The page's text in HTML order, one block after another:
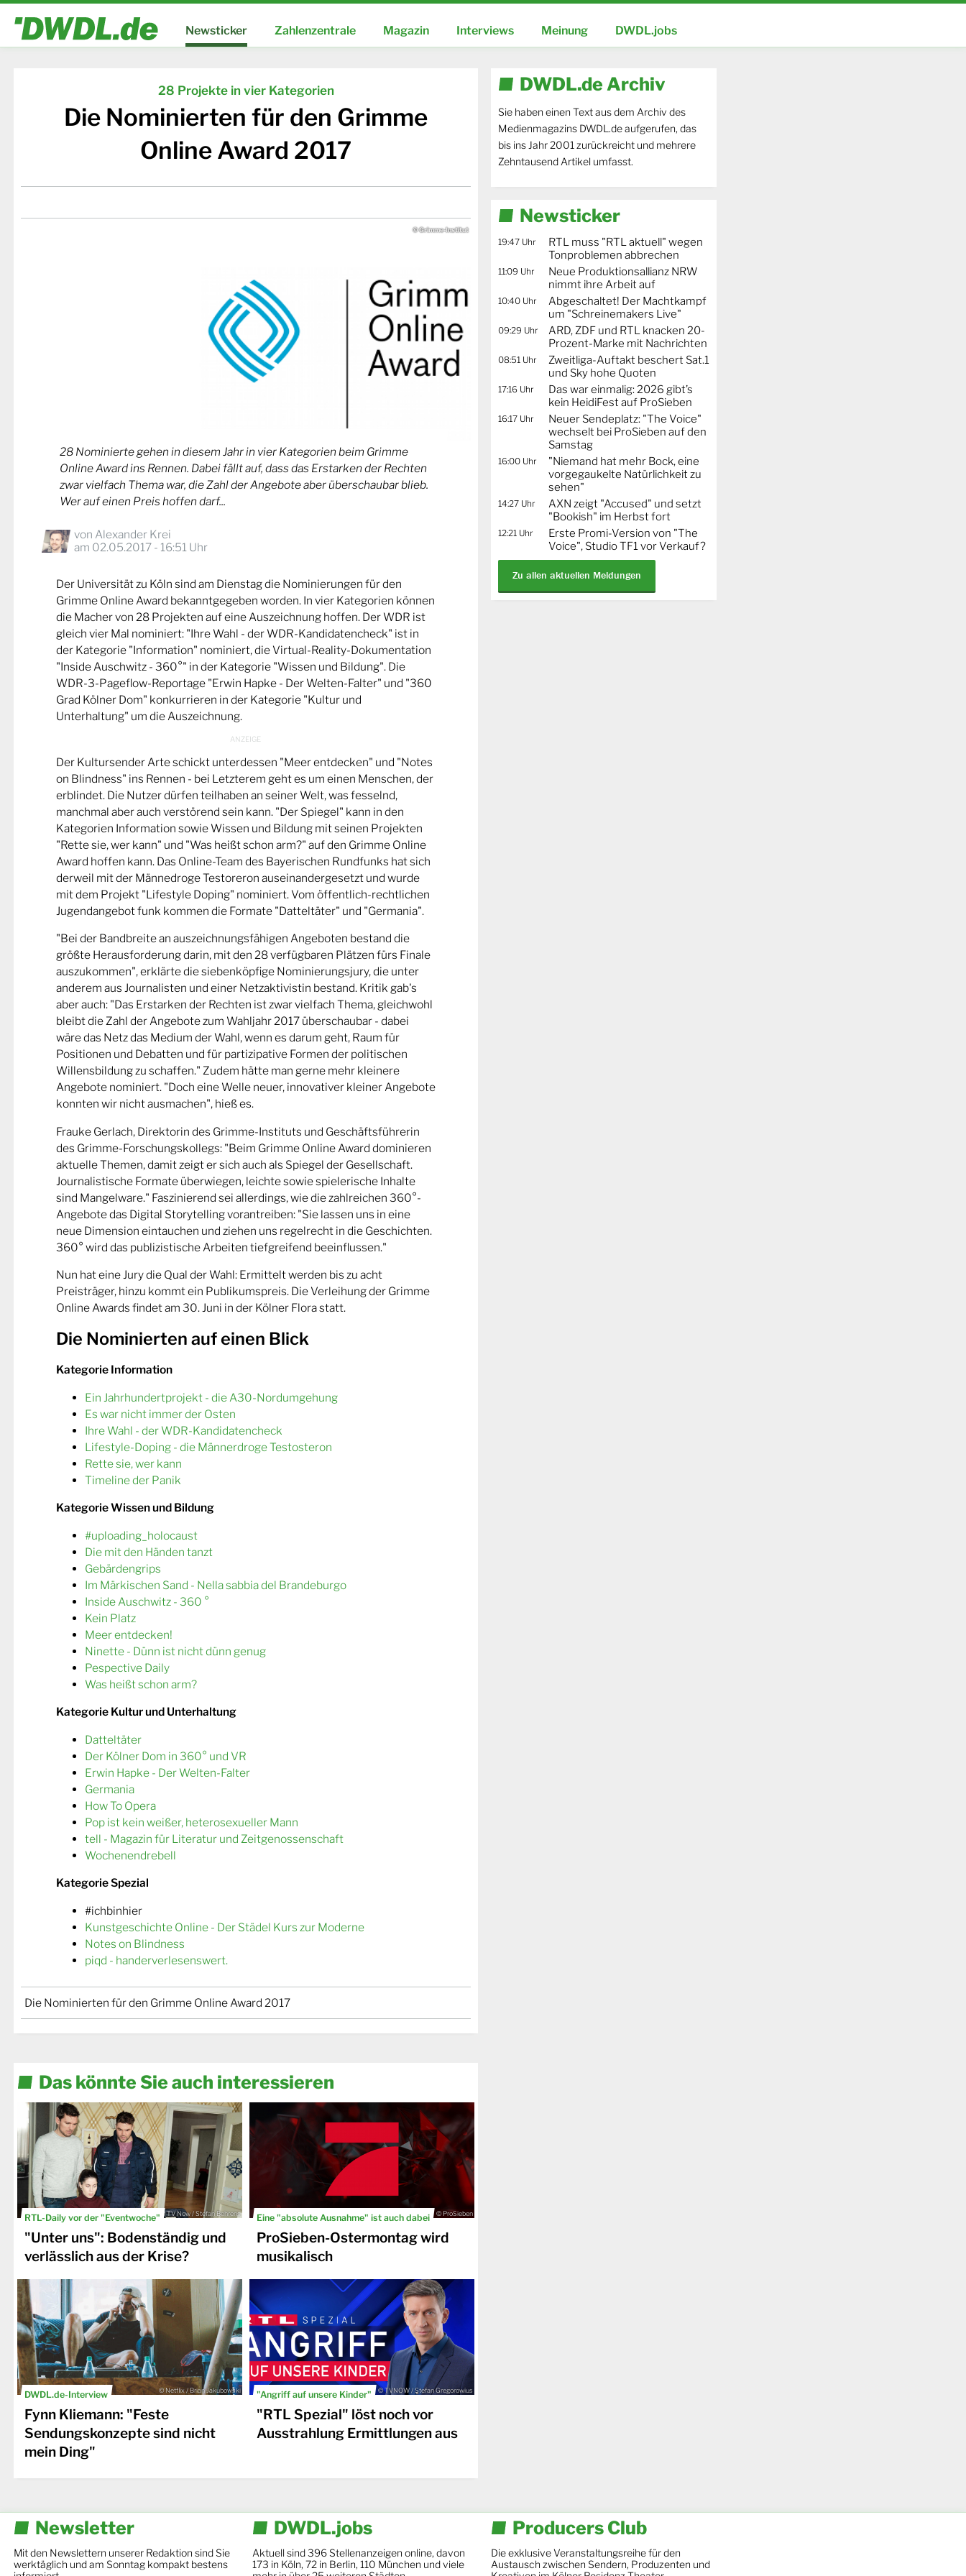
Newsticker Zahlenzentrale Magazin Interviews Meinung DWDL.jobs
28 Projekte in vier Kategorien
Die Nominierten für den Grimme
Online Award 2017
© Grimme-Institut
28 Nominierte gehen in diesem Jahr in vier Kategorien beim Grimme
Online Award ins Rennen. Dabei fällt auf, dass das Erstarken der Rechten
zwar vielfach Thema war, die Zahl der Angebote aber überschaubar blieb.
Wer auf einen Preis hoffen darf...
von Alexander Krei
am 02.05.2017 - 16:51 Uhr
Der Universität zu Köln sind am Dienstag die Nominierungen für den
Grimme Online Award bekanntgegeben worden. In vier Kategorien können
die Macher von 28 Projekten auf eine Auszeichnung hoffen. Der WDR ist
gleich vier Mal nominiert: "Ihre Wahl - der WDR-Kandidatencheck" ist in
der Kategorie "Information" nominiert, die Virtual-Reality-Dokumentation
"Inside Auschwitz - 360°" in der Kategorie "Wissen und Bildung". Die
WDR-3-Pageflow-Reportage "Erwin Hapke - Der Welten-Falter" und "360
Grad Kölner Dom" konkurrieren in der Kategorie "Kultur und
Unterhaltung" um die Auszeichnung.
Der Kultursender Arte schickt unterdessen "Meer entdecken" und "Notes
on Blindness" ins Rennen - bei Letzterem geht es um einen Menschen, der
erblindet. Die Nutzer dürfen teilhaben an seiner Welt, was fesselnd,
manchmal aber auch verstörend sein kann. "Der Spiegel" kann in den
Kategorien Information sowie Wissen und Bildung mit seinen Projekten
"Rette sie, wer kann" und "Was heißt schon arm?" auf den Grimme Online
Award hoffen kann. Das Online-Team des Bayerischen Rundfunks hat sich
derweil mit der Männedroge Testoreron auseinandergesetzt und wurde
mit dem Projekt "Lifestyle Doping" nominiert. Vom öffentlich-rechtlichen
Jugendangebot funk kommen die Formate "Datteltäter" und "Germania".
"Bei der Bandbreite an auszeichnungsfähigen Angeboten bestand die
größte Herausforderung darin, mit den 28 verfügbaren Plätzen fürs Finale
auszukommen", erklärte die siebenköpfige Nominierungsjury, die unter
anderem aus Journalisten und einer Netzaktivistin bestand. Kritik gab's
aber auch: "Das Erstarken der Rechten ist zwar vielfach Thema, gleichwohl
bleibt die Zahl der Angebote zum Wahljahr 2017 überschaubar - dabei
wäre das Netz das Medium der Wahl, wenn es darum geht, Raum für
Positionen und Debatten und für partizipative Formen der politischen
Willensbildung zu schaffen." Zudem hätte man gerne mehr kleinere
Angebote nominiert. "Doch eine Welle neuer, innovativer kleiner Angebote
konnten wir nicht ausmachen", hieß es.
Frauke Gerlach, Direktorin des Grimme-Instituts und Geschäftsführerin
des Grimme-Forschungskollegs: "Beim Grimme Online Award dominieren
aktuelle Themen, damit zeigt er sich auch als Spiegel der Gesellschaft.
Journalistische Formate überwiegen, leichte sowie spielerische Inhalte
sind Mangelware." Faszinierend sei allerdings, wie die zahlreichen 360°-
Angebote das Digital Storytelling vorantreiben: "Sie lassen uns in eine
neue Dimension eintauchen und ziehen uns regelrecht in die Geschichten.
360° wird das publizistische Arbeiten tiefgreifend beeinflussen."
Nun hat eine Jury die Qual der Wahl: Ermittelt werden bis zu acht
Preisträger, hinzu kommt ein Publikumspreis. Die Verleihung der Grimme
Online Awards findet am 30. Juni in der Kölner Flora statt.
Die Nominierten auf einen Blick
Kategorie Information
Ein Jahrhundertprojekt - die A30-Nordumgehung
Es war nicht immer der Osten
Ihre Wahl - der WDR-Kandidatencheck
Lifestyle-Doping - die Männerdroge Testosteron
Rette sie, wer kann
Timeline der Panik
Kategorie Wissen und Bildung
#uploading_holocaust
Die mit den Händen tanzt
Gebärdengrips
Im Märkischen Sand - Nella sabbia del Brandeburgo
Inside Auschwitz - 360 °
Kein Platz
Meer entdecken!
Ninette - Dünn ist nicht dünn genug
Pespective Daily
Was heißt schon arm?
Kategorie Kultur und Unterhaltung
Datteltäter
Der Kölner Dom in 360° und VR
Erwin Hapke - Der Welten-Falter
Germania
How To Opera
Pop ist kein weißer, heterosexueller Mann
tell - Magazin für Literatur und Zeitgenossenschaft
Wochenendrebell
Kategorie Spezial
#ichbinhier
Kunstgeschichte Online - Der Städel Kurs zur Moderne
Notes on Blindness
piqd - handerverlesenswert.
Die Nominierten für den Grimme Online Award 2017
Das könnte Sie auch interessieren
RTL-Daily vor der "Eventwoche" © TV Now / Stefan Behrens
"Unter uns": Bodenständig und
verlässlich aus der Krise?
Eine "absolute Ausnahme" ist auch dabei © ProSieben
ProSieben-Ostermontag wird
musikalisch
DWDL.de-Interview © Netflix / Brian Jakubowski
Fynn Kliemann: "Feste
Sendungskonzepte sind nicht
mein Ding"
"Angriff auf unsere Kinder" © TVNOW / Stefan Gregorowius
"RTL Spezial" löst noch vor
Ausstrahlung Ermittlungen aus
DWDL.de Archiv
Sie haben einen Text aus dem Archiv des
Medienmagazins DWDL.de aufgerufen, das
bis ins Jahr 2001 zurückreicht und mehrere
Zehntausend Artikel umfasst.
Newsticker
19:47 Uhr
RTL muss "RTL aktuell" wegen
Tonproblemen abbrechen
11:09 Uhr
Neue Produktionsallianz NRW
nimmt ihre Arbeit auf
10:40 Uhr
Abgeschaltet! Der Machtkampf
um "Schreinemakers Live"
09:29 Uhr
ARD, ZDF und RTL knacken 20-
Prozent-Marke mit Nachrichten
08:51 Uhr
Zweitliga-Auftakt beschert Sat.1
und Sky hohe Quoten
17:16 Uhr
Das war einmalig: 2026 gibt’s
kein HeidiFest auf ProSieben
16:17 Uhr
Neuer Sendeplatz: "The Voice"
wechselt bei ProSieben auf den
Samstag
16:00 Uhr
"Niemand hat mehr Bock, eine
vorgegaukelte Natürlichkeit zu
sehen"
14:27 Uhr
AXN zeigt "Accused" und setzt
"Bookish" im Herbst fort
12:21 Uhr
Erste Promi-Version von "The
Voice", Studio TF1 vor Verkauf?
Zu allen aktuellen Meldungen
Newsletter
Mit den Newslettern unserer Redaktion sind Sie
werktäglich und am Sonntag kompakt bestens
DWDL.jobs
Aktuell sind 396 Stellenanzeigen online, davon
173 in Köln, 72 in Berlin, 110 München und viele
Producers Club
Die exklusive Veranstaltungsreihe für den
Austausch zwischen Sendern, Produzenten und